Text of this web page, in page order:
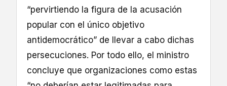
“pervirtiendo la figura de la acusación
popular con el único objetivo
antidemocrático” de llevar a cabo dichas
persecuciones. Por todo ello, el ministro
concluye que organizaciones como estas